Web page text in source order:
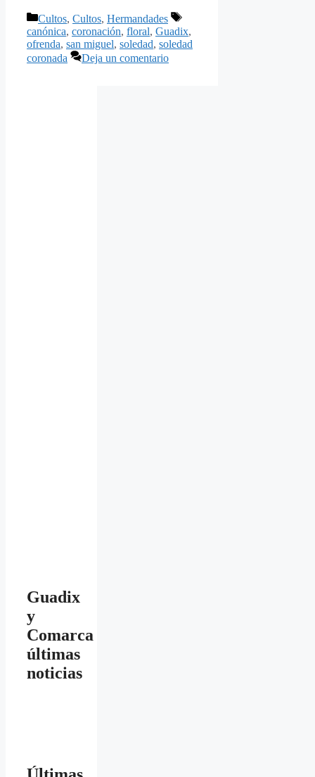
Categorías
Cultos, Cultos, Hermandades
Etiquetas
canónica, coronación, floral, Guadix,
ofrenda, san miguel, soledad, soledad
coronada
Deja un comentario
Guadix
y
Comarca
últimas
noticias